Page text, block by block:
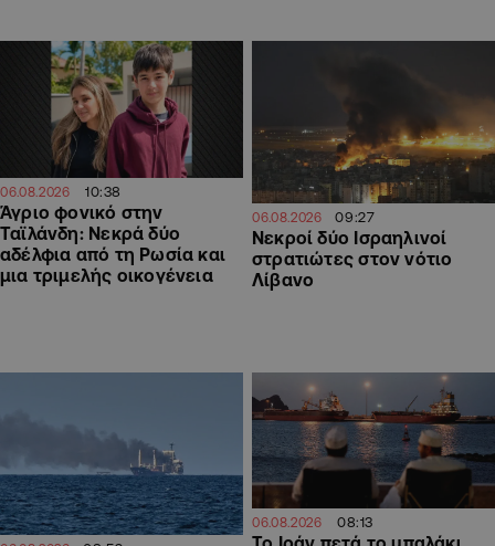
06.08.2026 10:38
Άγριο φονικό στην
Ταϊλάνδη: Νεκρά δύο
αδέλφια από τη Ρωσία και
μια τριμελής οικογένεια
06.08.2026 09:27
Νεκροί δύο Ισραηλινοί
στρατιώτες στον νότιο
Λίβανο
06.08.2026 08:13